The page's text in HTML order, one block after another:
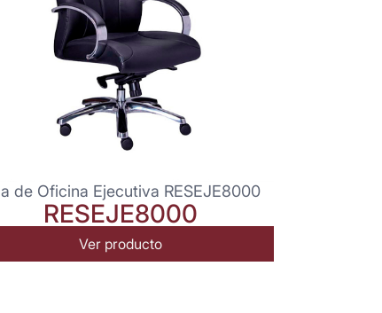
de Oficina Ejecutiva RESEJE8000
RESEJE8000
Ver producto